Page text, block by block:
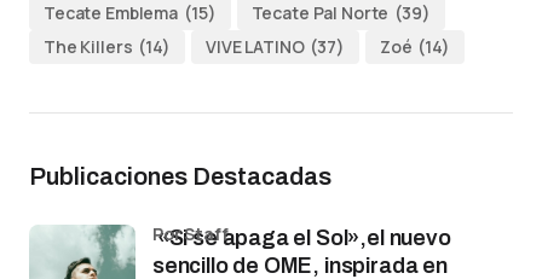
Tecate Emblema (15) Tecate Pal Norte (39)
The Killers (14) VIVE LATINO (37) Zoé (14)
Publicaciones Destacadas
«Si se apaga el Sol»,el nuevo
sencillo de OME, inspirada en
por Staff